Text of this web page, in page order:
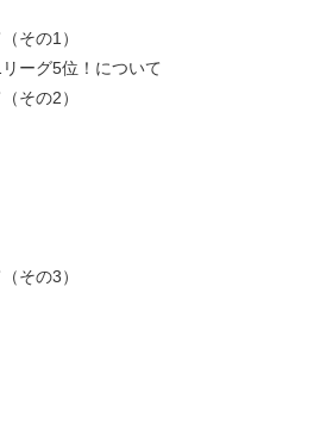
その1）
ーグ5位！について
その2）
その3）